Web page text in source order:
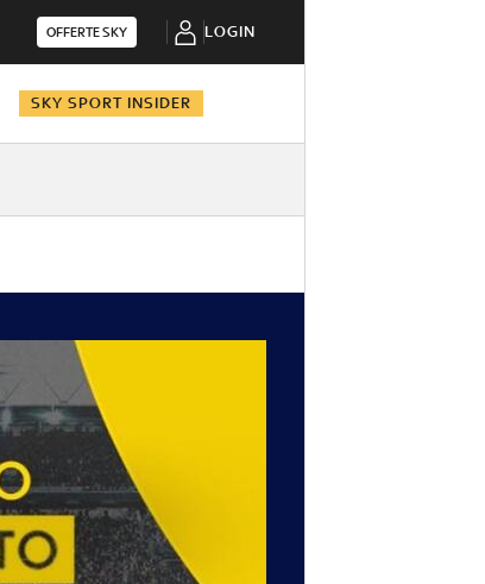
OFFERTE SKY LOGIN
SKY SPORT INSIDER